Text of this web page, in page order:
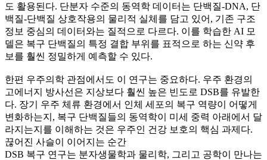
도 활용된다. 단분자 수준의 동역학 데이터는 단백질-DNA, 단
백질-단백질 상호작용의 물리적 실체를 담고 있어, 기존 구조
정보 중심의 데이터와는 질적으로 다르다. 이를 학습한 AI 모
델은 복구 단백질의 특정 결합 부위를 표적으로 하는 신약 후
보를 훨씬 정밀하게 예측할 수 있다.
한편 우주의학 관점에서도 이 연구는 중요하다. 우주 환경의
고에너지 방사선은 지상보다 훨씬 높은 빈도로 DSB를 유발한
다. 장기 우주 체류 환경에서 인체 세포의 복구 역량이 어떻게
변화하는지, 복구 단백질들의 동역학이 미세 중력 아래에서 달
라지는지를 이해하는 것은 우주인 건강 보호의 핵심 과제다.
끊어진 사슬이 이어지는 순간
DSB 복구 연구는 분자생물학과 물리학, 그리고 공학이 만나는